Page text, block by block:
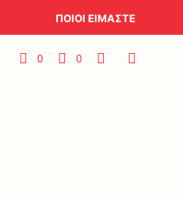
ΠΟΙΟΙ ΕΙΜΑΣΤΕ
0 0